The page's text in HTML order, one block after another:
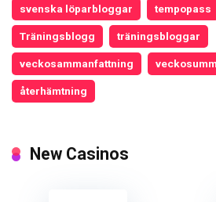
svenska löparbloggar tempopass
Träningsblogg träningsbloggar
veckosammanfattning
återhämtning
New Casinos